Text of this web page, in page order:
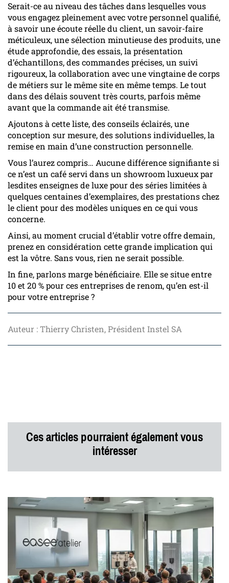
Serait-ce au niveau des tâches dans lesquelles vous
vous engagez pleinement avec votre personnel qualifié,
à savoir une écoute réelle du client, un savoir-faire
méticuleux, une sélection minutieuse des produits, une
étude approfondie, des essais, la présentation
d’échantillons, des commandes précises, un suivi
rigoureux, la collaboration avec une vingtaine de corps
de métiers sur le même site en même temps. Le tout
dans des délais souvent très courts, parfois même
avant que la commande ait été transmise.
Ajoutons à cette liste, des conseils éclairés, une
conception sur mesure, des solutions individuelles, la
remise en main d’une construction personnelle.
Vous l’aurez compris… Aucune différence signifiante si
ce n’est un café servi dans un showroom luxueux par
lesdites enseignes de luxe pour des séries limitées à
quelques centaines d’exemplaires, des prestations chez
le client pour des modèles uniques en ce qui vous
concerne.
Ainsi, au moment crucial d’établir votre offre demain,
prenez en considération cette grande implication qui
est la vôtre. Sans vous, rien ne serait possible.
In fine, parlons marge bénéficiaire. Elle se situe entre
10 et 20 % pour ces entreprises de renom, qu’en est-il
pour votre entreprise ?
Auteur : Thierry Christen, Président Instel SA
Ces articles pourraient également vous
intéresser